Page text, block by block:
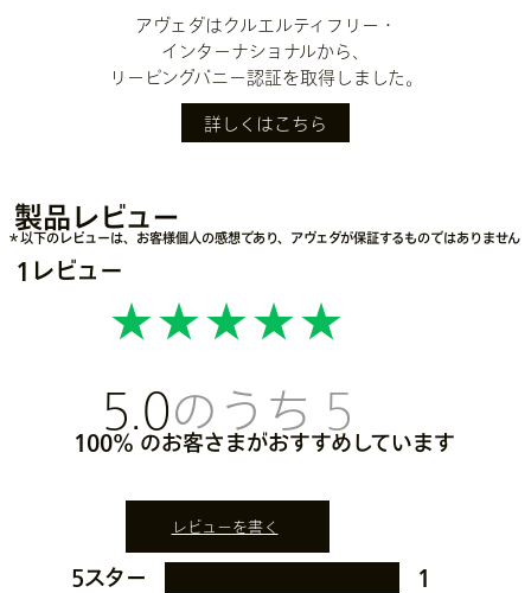
アヴェダはクルエルティフリー・
インターナショナルから、
リーピングバニー認証を取得しました。
詳しくはこちら
製品レビュー
＊以下のレビューは、お客様個人の感想であり、アヴェダが保証するものではありません
5スター
1
5.0
1レビュー
レビューを書く
100%